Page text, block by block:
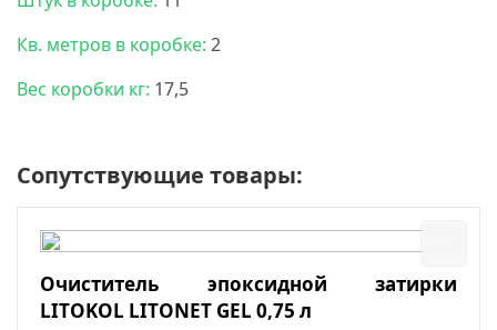
Кв. метров в коробке: 2
Вес коробки кг: 17,5
Сопутствующие товары:
Очиститель эпоксидной затирки
LITOKOL LITONET GEL 0,75 л